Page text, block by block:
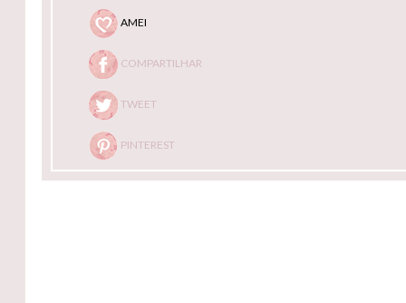
AMEI
COMPARTILHAR
TWEET
PINTEREST